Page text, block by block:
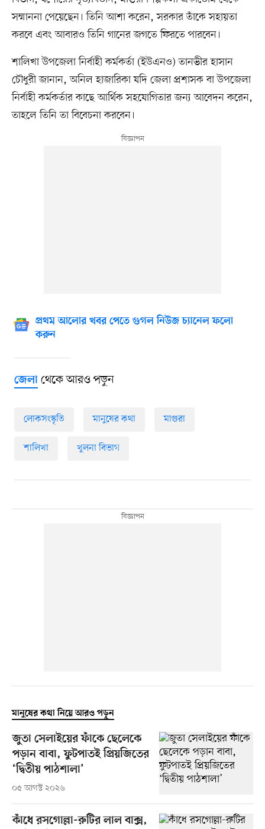
সম্মাননা পেয়েছেন। তিনি আশা করেন, সরকার তাঁকে সহায়তা
করবে এবং আবারও তিনি গানের জগতে ফিরতে পারবেন।
শালিখা উপজেলা নির্বাহী কর্মকর্তা (ইউএনও) তানভীর হাসান
চৌধুরী জানান, অনিল হাজারিকা যদি জেলা প্রশাসক বা উপজেলা
নির্বাহী কর্মকর্তার কাছে আর্থিক সহযোগিতার জন্য আবেদন করেন,
তাহলে তিনি তা বিবেচনা করবেন।
প্রথম আলোর খবর পেতে গুগল নিউজ চ্যানেল ফলো
করুন
জেলাথেকে আরও পড়ুন
লোকসংস্কৃতি মানুষের কথা মাগুরা
শালিখা খুলনা বিভাগ
মানুষের কথা নিয়ে আরও পড়ুন
জুতা সেলাইয়ের ফাঁকে ছেলেকে
পড়ান বাবা, ফুটপাতই প্রিয়জিতের
‘দ্বিতীয় পাঠশালা’
০৫ আগস্ট ২০২৬
কাঁধে রসগোল্লা-রুটির লাল বাক্স,